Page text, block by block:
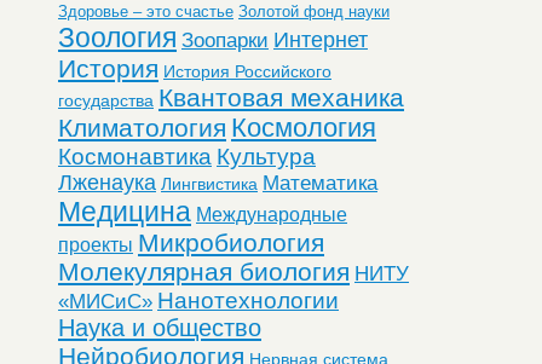
Здоровье – это счастье Золотой фонд науки
Зоология Зоопарки Интернет
История История Российского
государства Квантовая механика
Климатология Космология
Космонавтика Культура
Лженаука Лингвистика Математика
Медицина Международные
проекты Микробиология
Молекулярная биология НИТУ
«МИСиС» Нанотехнологии
Наука и общество
Нейробиология Нервная система